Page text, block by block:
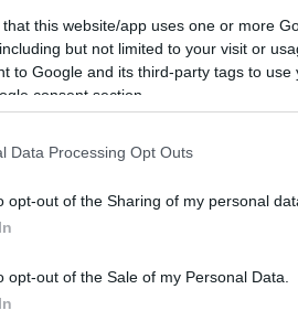
that this website/app uses one or more
but not limited to your visit or
to Google and its third-party tags to
consent section.
Data Processing Opt Outs
opt-out of the Sharing of my personal
opt-out of the Sale of my Personal Data.
termelt energiát az épületek
majd fel, ezáltal
nemcsak az épület
környezetbarát működését is.
energia megtermelése során a